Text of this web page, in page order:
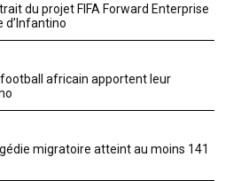
du projet FIFA Forward Enterprise
d’Infantino
africain apportent leur
migratoire atteint au moins 141